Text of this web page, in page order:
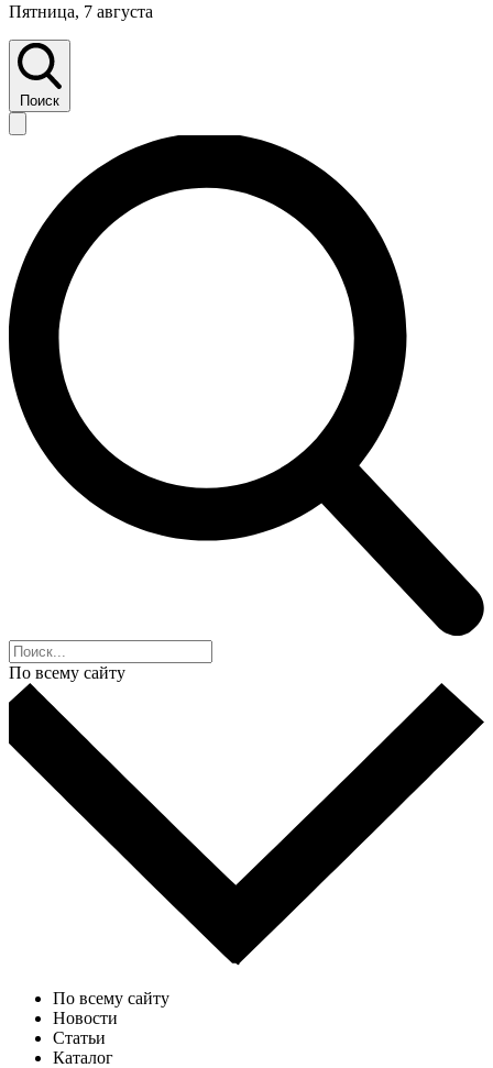
Пятница, 7 августа
Поиск
По всему сайту
По всему сайту
Новости
Статьи
Каталог